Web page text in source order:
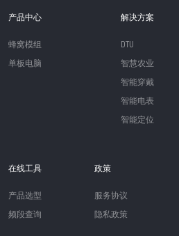
产品中心
蜂窝模组
单板电脑
解决方案
DTU
智慧农业
智能穿戴
智能电表
智能定位
在线工具
产品选型
频段查询
政策
服务协议
隐私政策